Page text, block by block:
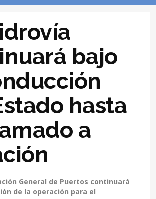
bajo
hasta
a
General de Puertos continuará
de la operación para el